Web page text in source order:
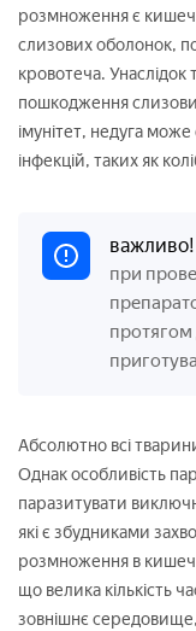
розмноження є
слизових оболонок,
кровотеча. Унаслідок
пошкодження
імунітет, недуга
інфекцій, таких як
важливо!
при
протягом
Абсолютно всі
Однак особливість
паразитувати
які є збудниками
розмноження в
що велика кількість
зовнішнє середовище,